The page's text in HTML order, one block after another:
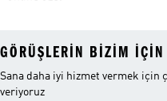
GÖRÜŞLERIN BIZIM IÇIN
Sana daha iyi hizmet vermek için
veriyoruz